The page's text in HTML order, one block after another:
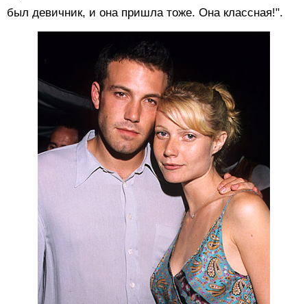
был девичник, и она пришла тоже. Она классная!".